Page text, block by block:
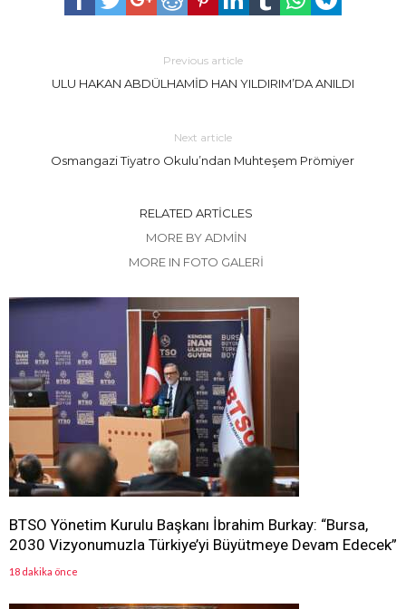
Previous article
ULU HAKAN ABDÜLHAMİD HAN YILDIRIM’DA ANILDI
Next article
Osmangazi Tiyatro Okulu’ndan Muhteşem Prömiyer
RELATED ARTICLES
MORE BY ADMIN
MORE IN FOTO GALERİ
BTSO Yönetim Kurulu Başkanı İbrahim Burkay: “Bursa,
2030 Vizyonumuzla Türkiye’yi Büyütmeye Devam Edecek”
18 dakika önce